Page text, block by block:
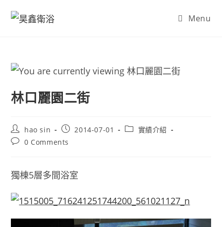
Menu
林口麗園二街
Post
author:
hao sin
Post
published:
2014-07-01
Post實績介紹
Post0 Comments
獨棟5層多間浴室